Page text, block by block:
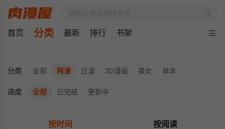
首页 分类 最新 排行 书架
分类 全部 韩漫 日漫 3D漫画 美女 单本
进度 全部 已完结 更新中
按时间 按阅读